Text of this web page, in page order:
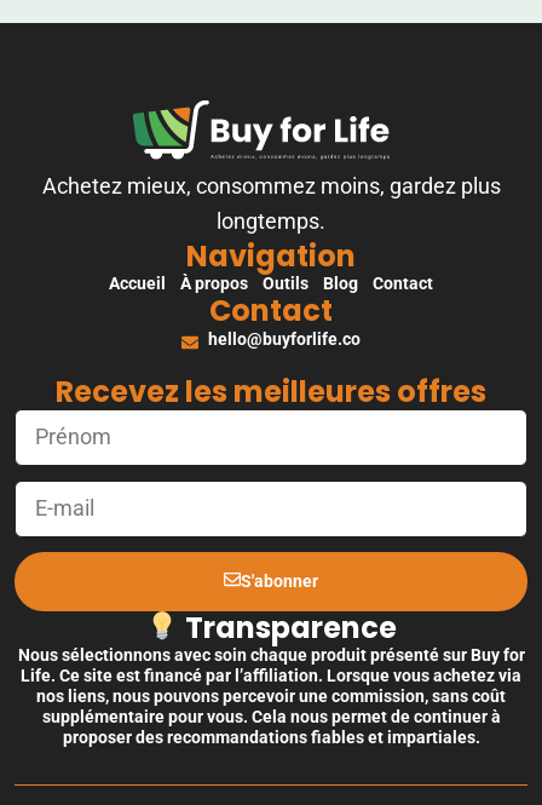
Achetez mieux, consommez moins, gardez plus
longtemps.
Navigation
Accueil À propos Outils Blog Contact
Contact
hello@buyforlife.co
Recevez les meilleures offres
S'abonner
Transparence
Nous sélectionnons avec soin chaque produit présenté sur Buy for
Life. Ce site est financé par l’affiliation. Lorsque vous achetez via
nos liens, nous pouvons percevoir une commission, sans coût
supplémentaire pour vous. Cela nous permet de continuer à
proposer des recommandations fiables et impartiales.